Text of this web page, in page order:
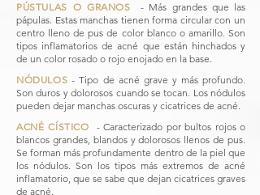
PÚSTULAS O GRANOS
- Más grandes que las
pápulas. Estas manchas tienen forma circular con un
centro lleno de pus de color blanco o amarillo. Son
tipos inflamatorios de acné que están hinchados y
de un color rosado o rojo enojado en la base.
NÓDULOS ​- Tipo de acné grave y más profundo.
Son duros y dolorosos cuando se tocan. Los nódulos
pueden dejar manchas oscuras y cicatrices de acné.
ACNÉ CÍSTICO
- Caracterizado por bultos rojos o
blancos grandes, blandos y dolorosos llenos de pus.
Se forman más profundamente dentro de la piel que
los nódulos. Son los tipos más extremos de acné
inflamatorio, que se sabe que dejan cicatrices graves
de acné.